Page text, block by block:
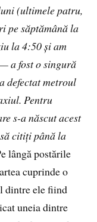
(ultimele patru,
pe săptămână la
la 4:50 și am
a fost o singură
defectat metroul
Pentru
s-a născut acest
citiți până la
lângă postările
cuprinde o
dintre ele fiind
uneia dintre